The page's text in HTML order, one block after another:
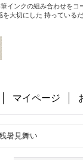
インクの組み合わせを
を大切にした 持ってい
マイページ
暑見舞い